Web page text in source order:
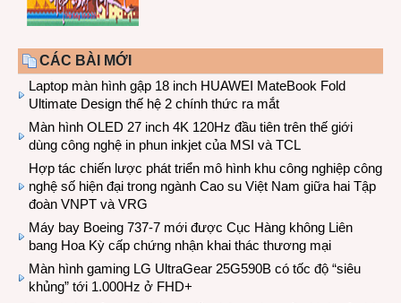
CÁC BÀI MỚI
Laptop màn hình gập 18 inch HUAWEI MateBook Fold
Ultimate Design thế hệ 2 chính thức ra mắt
Màn hình OLED 27 inch 4K 120Hz đầu tiên trên thế giới
dùng công nghệ in phun inkjet của MSI và TCL
Hợp tác chiến lược phát triển mô hình khu công nghiệp công
nghệ số hiện đại trong ngành Cao su Việt Nam giữa hai Tập
đoàn VNPT và VRG
Máy bay Boeing 737-7 mới được Cục Hàng không Liên
bang Hoa Kỳ cấp chứng nhận khai thác thương mại
Màn hình gaming LG UltraGear 25G590B có tốc độ “siêu
khủng” tới 1.000Hz ở FHD+